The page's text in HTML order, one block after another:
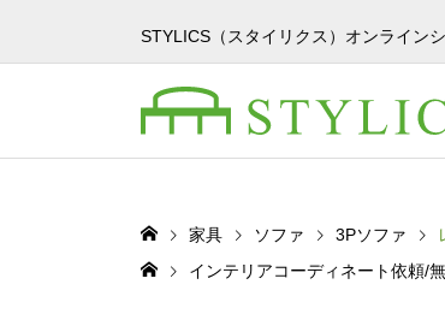
STYLICS（スタイリクス）オンライン
家具 ソファ 3Pソファ
インテリアコーディネート依頼/